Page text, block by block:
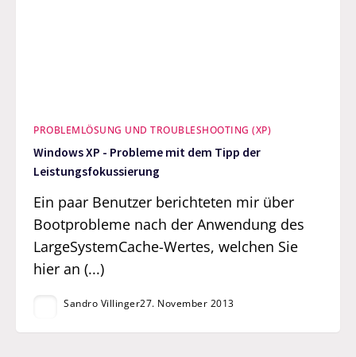
PROBLEMLÖSUNG UND TROUBLESHOOTING (XP)
Windows XP - Probleme mit dem Tipp der
Leistungsfokussierung
Ein paar Benutzer berichteten mir über
Bootprobleme nach der Anwendung des
LargeSystemCache-Wertes, welchen Sie
hier an (...)
Sandro Villinger27. November 2013